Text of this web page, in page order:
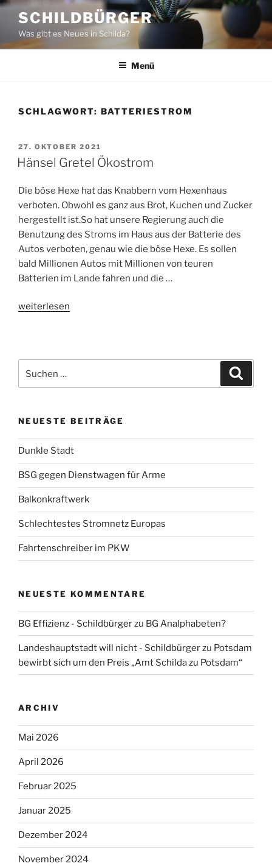
Zum
Inhalt
springen
SCHILDBÜRGER
Was gibt es Neues in Schilda?
Menü
SCHLAGWORT: BATTERIESTROM
VERÖFFENTLICHT
AM
27. OKTOBER 2021
Hänsel Gretel Ökostrom
Die böse Hexe hat das Knabbern vom Hexenhaus
verboten. Obwohl es ganz aus Brot, Kuchen und Zucker
hergestellt ist.So hat unsere Regierung auch die
Benutzung des Stroms im Haus aus der Batterie des
Autos verboten, genau wie die böse Hexe. Es sollen
bald Millionen Autos mit Millionen von teuren
Batterien im Lande fahren und die …
„Hänsel
weiterlesen
nach:
NEUESTE BEITRÄGE
Dunkle Stadt
BSG gegen Dienstwagen für Arme
Balkonkraftwerk
Schlechtestes Stromnetz Europas
Fahrtenschreiber im PKW
NEUESTE KOMMENTARE
BG Effizienz - Schildbürgerzu BG Analphabeten?
Landeshauptstadt will nicht - Schildbürgerzu Potsdam
bewirbt sich um den Preis „Amt Schilda zu Potsdam“
ARCHIV
Mai 2026
April 2026
Februar 2025
Januar 2025
Dezember 2024
November 2024